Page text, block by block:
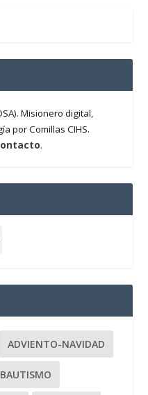
Misionero digital,
por Comillas CIHS.
.
ADVIENTO-NAVIDAD
BAUTISMO